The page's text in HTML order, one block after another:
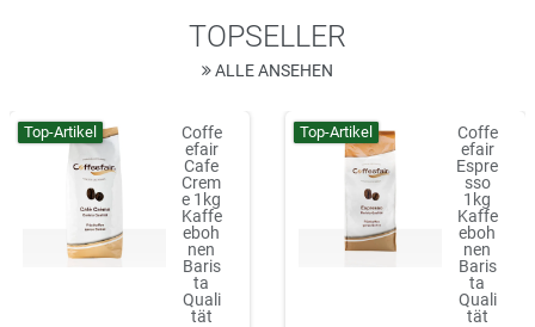
TOPSELLER
ALLE ANSEHEN
Top-Artikel
Coffe
efair
Cafe
Crem
e 1kg
Kaffe
eboh
nen
Baris
ta
Quali
tät
Top-Artikel
Coffe
efair
Espre
sso
1kg
Kaffe
eboh
nen
Baris
ta
Quali
tät